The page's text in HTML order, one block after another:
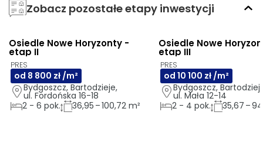
Zobacz pozostałe etapy inwestycji
3D AI
Osiedle Nowe Horyzonty -
etap II
PRES
od 8 800 zł /m²
Bydgoszcz, Bartodzieje,
ul. Fordońska 16-18
2 - 6 pok. 36,95 – 100,72 m²
3D AI
Osiedle Nowe
etap III
PRES
od 10 100 zł /m²
Bydgoszcz,
ul. Mała 12-14
2 - 4 pok. 35,67 –